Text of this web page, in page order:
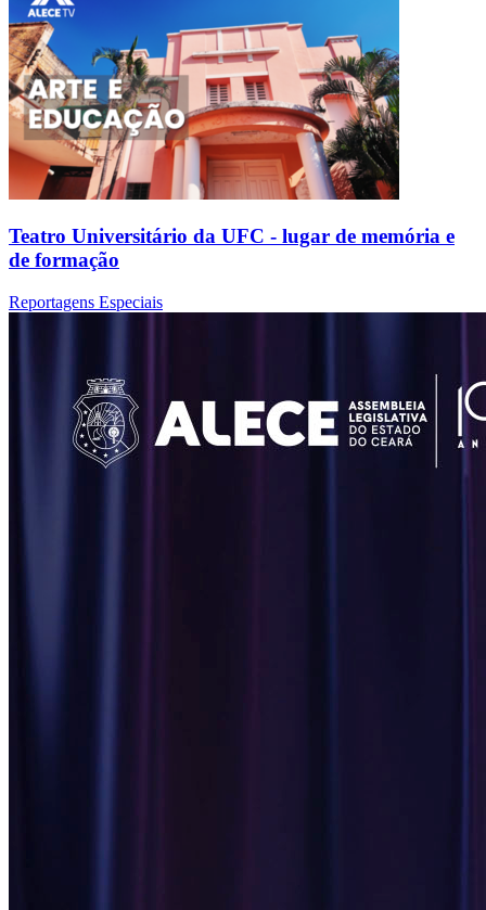
Teatro Universitário da UFC - lugar de memória e
de formação
Reportagens Especiais